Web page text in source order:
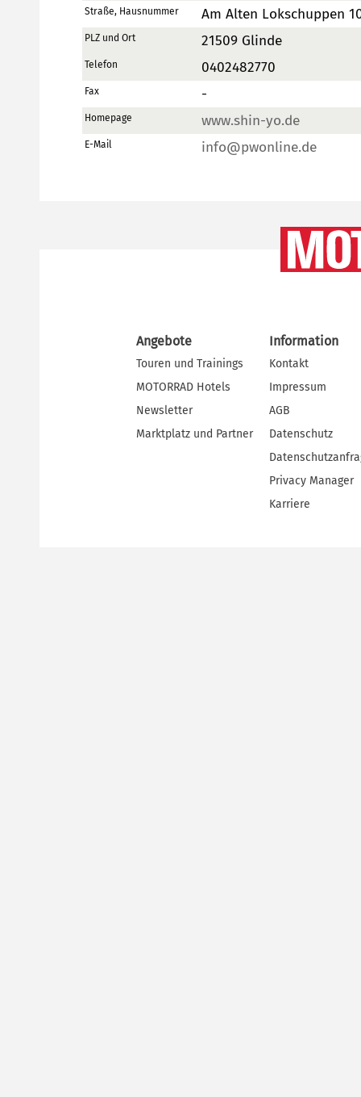
Straße, Hausnummer Am Alten Lokschuppen
PLZ und Ort 21509 Glinde
Telefon 0402482770
Fax -
Homepage www.shin-yo.de
E-Mail info@pwonline.de
Angebote
Touren und Trainings
MOTORRAD Hotels
Newsletter
Marktplatz und Partner
Information
Kontakt
Impressum
AGB
Datenschutz
Privacy Manager
Karriere